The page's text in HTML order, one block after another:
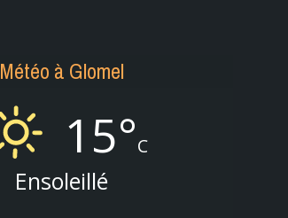
Météo à Glomel
15°C
Ensoleillé